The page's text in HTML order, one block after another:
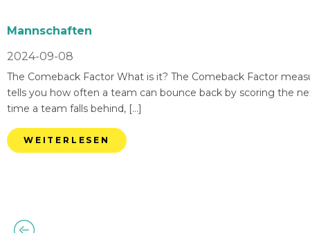
Mannschaften
2024-09-08
The Comeback Factor What is it? The Comeback Factor
tells you how often a team can bounce back by scoring the
time a team falls behind, […]
WEITERLESEN